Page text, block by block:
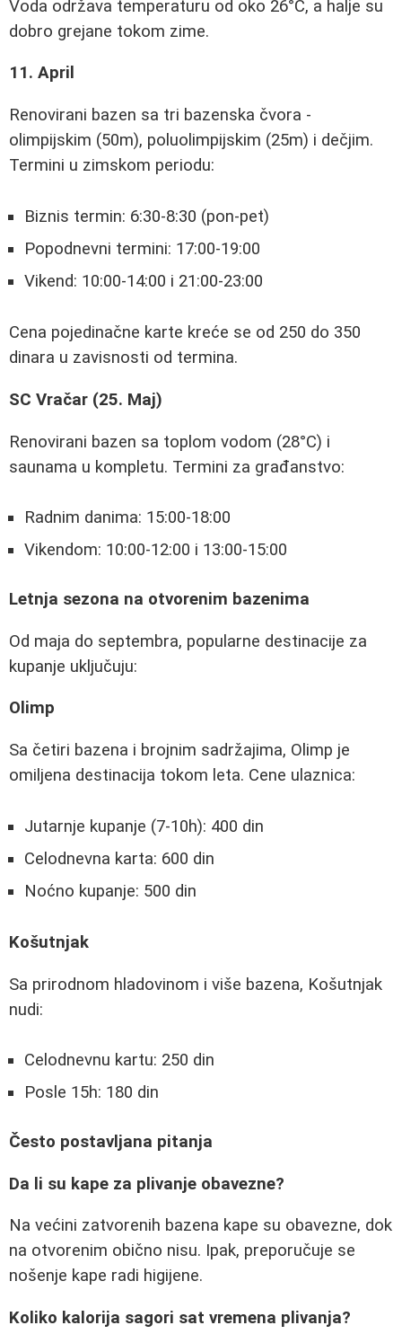
Voda održava temperaturu od oko 26°C, a halje su
dobro grejane tokom zime.
11. April
Renovirani bazen sa tri bazenska čvora -
olimpijskim (50m), poluolimpijskim (25m) i dečjim.
Termini u zimskom periodu:
Biznis termin: 6:30-8:30 (pon-pet)
Popodnevni termini: 17:00-19:00
Vikend: 10:00-14:00 i 21:00-23:00
Cena pojedinačne karte kreće se od 250 do 350
dinara u zavisnosti od termina.
SC Vračar (25. Maj)
Renovirani bazen sa toplom vodom (28°C) i
saunama u kompletu. Termini za građanstvo:
Radnim danima: 15:00-18:00
Vikendom: 10:00-12:00 i 13:00-15:00
Letnja sezona na otvorenim bazenima
Od maja do septembra, popularne destinacije za
kupanje uključuju:
Olimp
Sa četiri bazena i brojnim sadržajima, Olimp je
omiljena destinacija tokom leta. Cene ulaznica:
Jutarnje kupanje (7-10h): 400 din
Celodnevna karta: 600 din
Noćno kupanje: 500 din
Košutnjak
Sa prirodnom hladovinom i više bazena, Košutnjak
nudi:
Celodnevnu kartu: 250 din
Posle 15h: 180 din
Često postavljana pitanja
Da li su kape za plivanje obavezne?
Na većini zatvorenih bazena kape su obavezne, dok
na otvorenim obično nisu. Ipak, preporučuje se
nošenje kape radi higijene.
Koliko kalorija sagori sat vremena plivanja?